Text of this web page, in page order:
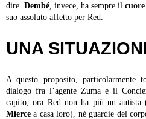
dire.Dembé , invece, ha sempre il
suo assoluto affetto per Red.
UNA
A questo proposito, particolarmente
dialogo fra l’agente Zuma e il
capito, ora Red non ha più un autista
Mierce a casa loro), né guardie del